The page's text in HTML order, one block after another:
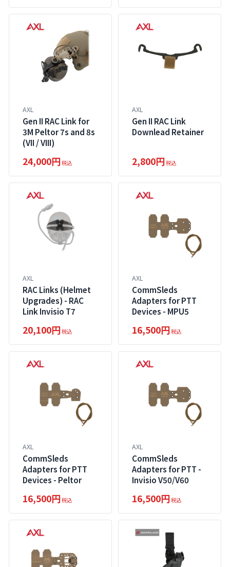
AXL
Gen II RAC Link for
3M Peltor 7s and 8s
(VII / VIII)
24,000円税込
AXL
Gen II RAC Link
Downlead Retainer
2,800円税込
AXL
RAC Links (Helmet
Upgrades) - RAC
Link Invisio T7
20,100円税込
AXL
CommSleds
Adapters for PTT
Devices - MPU5
16,500円税込
AXL
CommSleds
Adapters for PTT
Devices - Peltor
16,500円税込
AXL
CommSleds
Adapters for PTT -
Invisio V50/V60
16,500円税込